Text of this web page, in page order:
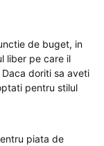
de buget, in
liber pe care il
doriti sa aveti
pentru stilul
piata de